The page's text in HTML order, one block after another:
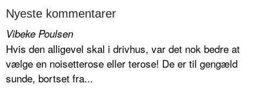
Nyeste kommentarer
Vibeke Poulsen
Hvis den alligevel skal i drivhus, var det nok bedre at
vælge en noisetterose eller terose! De er til gengæld
sunde, bortset fra...